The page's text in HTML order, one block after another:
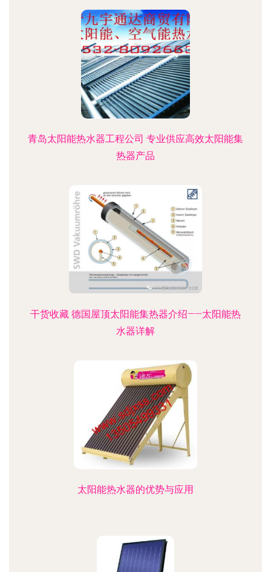
青岛太阳能热水器工程公司 专业供应高效太阳能集
热器产品
干货收藏 德国屋顶太阳能集热器介绍——太阳能热
水器详解
太阳能热水器的优势与应用